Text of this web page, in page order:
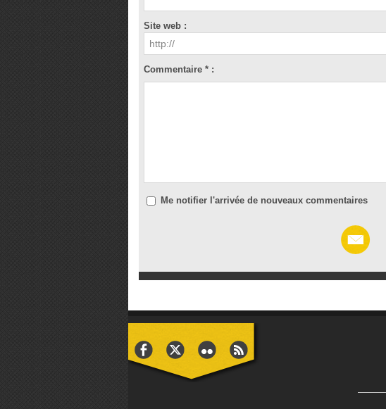
Site web :
Commentaire * :
Me notifier l'arrivée de nouveaux commentaires